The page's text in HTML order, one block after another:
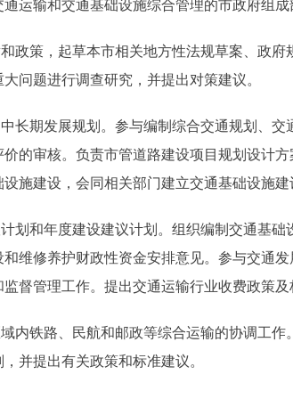
输和交通基础设施综合管理的市政府组成
策，起草本市相关地方性法规草案、政府
问题进行调查研究，并提出对策建议。
期发展规划。参与编制综合交通规划、交
的审核。负责市管道路建设项目规划设计
施建设，会同相关部门建立交通基础设施
和年度建设建议计划。组织编制交通基础
维修养护财政性资金安排意见。参与交通
督管理工作。提出交通运输行业收费政策
铁路、民航和邮政等综合运输的协调工作
并提出有关政策和标准建议。